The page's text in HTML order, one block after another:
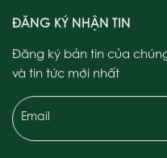
ĐĂNG KÝ NHẬN TIN
Đăng ký bản tin của
và tin tức mới nhất
Email